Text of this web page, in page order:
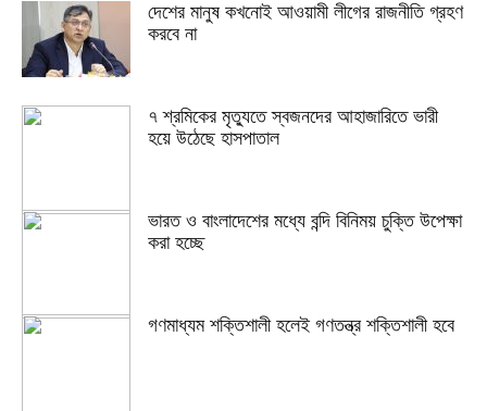
দেশের মানুষ কখনোই আওয়ামী লীগের রাজনীতি গ্রহণ
করবে না
৭ শ্রমিকের মৃত্যুতে স্বজনদের আহাজারিতে ভারী
হয়ে উঠেছে হাসপাতাল
ভারত ও বাংলাদেশের মধ্যে বন্দি বিনিময় চুক্তি উপেক্ষা
করা হচ্ছে
গণমাধ্যম শক্তিশালী হলেই গণতন্ত্র শক্তিশালী হবে